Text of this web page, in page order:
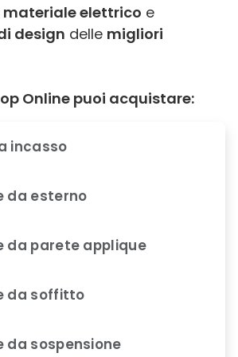
materiale elettrico e
design delle migliori
Online puoi acquistare:
incasso
da esterno
da parete applique
da soffitto
da sospensione